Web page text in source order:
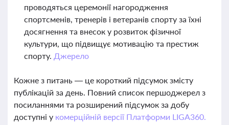
проводяться церемонії нагородження
спортсменів, тренерів і ветеранів спорту за їхні
досягнення та внесок у розвиток фізичної
культури, що підвищує мотивацію та престиж
спорту. Джерело
Кожне з питань — це короткий підсумок змісту
публікацій за день. Повний список першоджерел з
посиланнями та розширений підсумок за добу
доступні у комерційній версії Платформи LIGA360.